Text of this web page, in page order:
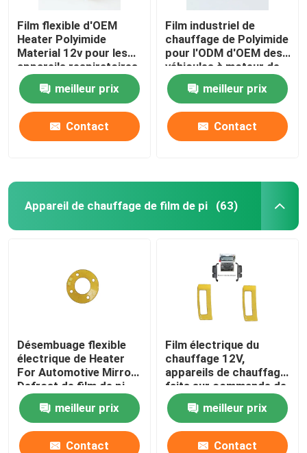
Film flexible d'OEM
Heater Polyimide
Material 12v pour les
appareils respiratoires
meilleur prix
Contact
Film industriel de
chauffage de Polyimide
pour l'ODM d'OEM des
véhicules à moteur de
batterie au lithium
d'énergiemeilleur prix
Contact
Appareil de chauffage de film de pi (63)
Désembuage flexible
électrique de Heater
For Automotive Mirror
Defrost de film de pi
meilleur prix
Contact
Film électrique du
chauffage 12V,
appareils de chauffage
faits sur commande de
Polyimide pour le
chauffage des
véhicules à moteur de
miroir
meilleur prix
Contact